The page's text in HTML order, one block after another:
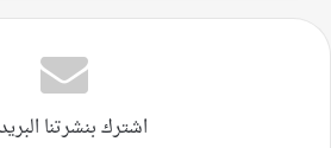
اشترك بنشرتنا